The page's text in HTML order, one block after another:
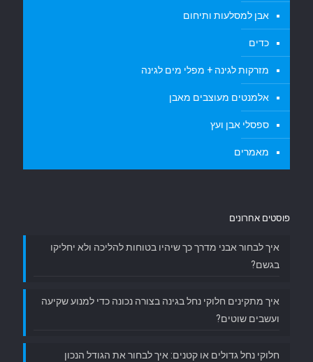
אבן למסלעות ותיחום
כדים
מזרקות לגינה + מפלי מים לגינה
אלמנטים מעוצבים מאבן
ספסלי אבן ועץ
מאמרים
פוסטים אחרונים
איך לבחור אבני מדרך כך שיהיו בטוחות להליכה ולא יחליקו
בגשם?
איך מתקינים חלוקי נחל בגינה בצורה נכונה כדי למנוע שקיעה
ועשבים שוטים?
חלוקי נחל גדולים או קטנים: איך לבחור את הגודל הנכון